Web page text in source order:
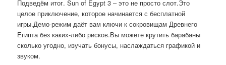
Подведём итог. Sun of Egypt 3 – это не просто слот.Это
целое приключение, которое начинается с бесплатной
игры.Демо-режим даёт вам ключи к сокровищам Древнего
Египта без каких-либо рисков.Вы можете крутить барабаны
сколько угодно, изучать бонусы, наслаждаться графикой и
звуком.